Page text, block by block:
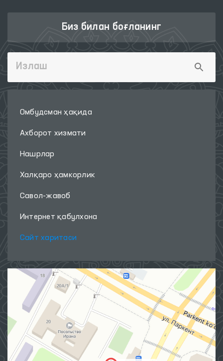
Биз билан боғланинг
Омбудсман ҳақида
Ахборот хизмати
Нашрлар
Халқаро ҳамкорлик
Савол-жавоб
Интернет қабулхона
Сайт харитаси